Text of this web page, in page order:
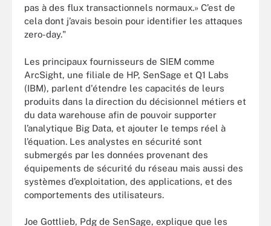
pas à des flux transactionnels normaux.» C’est de
cela dont j’avais besoin pour identifier les attaques
zero-day."
Les principaux fournisseurs de SIEM comme
ArcSight, une filiale de HP, SenSage et Q1 Labs
(IBM), parlent d'étendre les capacités de leurs
produits dans la direction du décisionnel métiers et
du data warehouse afin de pouvoir supporter
l’analytique Big Data, et ajouter le temps réel à
l’équation. Les analystes en sécurité sont
submergés par les données provenant des
équipements de sécurité du réseau mais aussi des
systèmes d’exploitation, des applications, et des
comportements des utilisateurs.
Joe Gottlieb, Pdg de SenSage, explique que les